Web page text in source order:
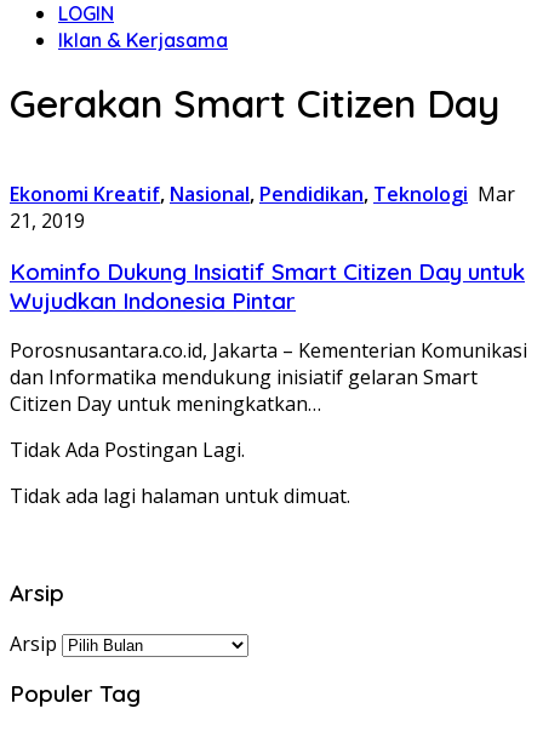
LOGIN
Iklan & Kerjasama
Gerakan Smart Citizen Day
Ekonomi Kreatif, Nasional, Pendidikan, Teknologi Mar
21, 2019
Kominfo Dukung Insiatif Smart Citizen Day untuk
Wujudkan Indonesia Pintar
Porosnusantara.co.id, Jakarta – Kementerian Komunikasi
dan Informatika mendukung inisiatif gelaran Smart
Citizen Day untuk meningkatkan…
Tidak Ada Postingan Lagi.
Tidak ada lagi halaman untuk dimuat.
Arsip
Arsip
Populer Tag